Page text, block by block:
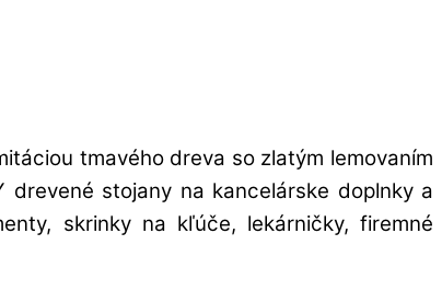
tmavého dreva so zlatým lemovaním
stojany na kancelárske doplnky a
skrinky na kľúče, lekárničky, firemné